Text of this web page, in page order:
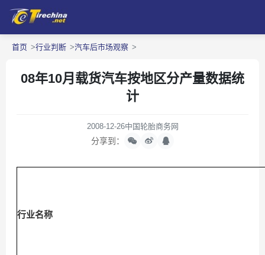
首页 行业判断 汽车后市场观察
08年10月载货汽车按地区分产量数据统
计
2008-12-26中国轮胎商务网
分享到：
行业名称